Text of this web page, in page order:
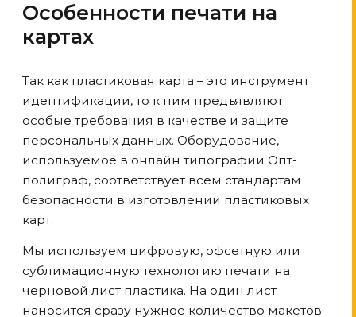
Особенности печати на
картах
Так как пластиковая карта – это инструмент
идентификации, то к ним предъявляют
особые требования в качестве и защите
персональных данных. Оборудование,
используемое в онлайн типографии Опт-
полиграф, соответствует всем стандартам
безопасности в изготовлении пластиковых
карт.
Мы используем цифровую, офсетную или
сублимационную технологию печати на
черновой лист пластика. На один лист
наносится сразу нужное количество макетов